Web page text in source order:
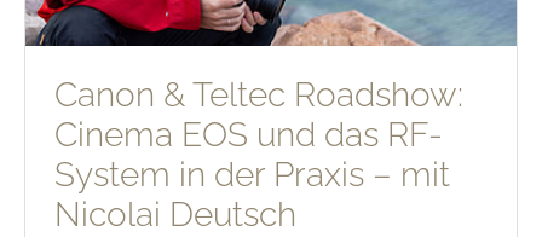
Canon & Teltec Roadshow:
Cinema EOS und das RF-
System in der Praxis – mit
Nicolai Deutsch